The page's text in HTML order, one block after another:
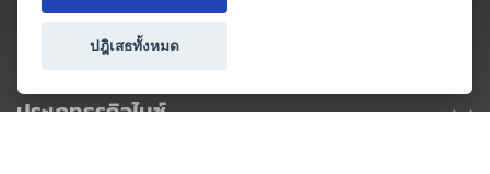
ประเภทธุรกิจไมซ์
ปฎิเสธทั้งหมด